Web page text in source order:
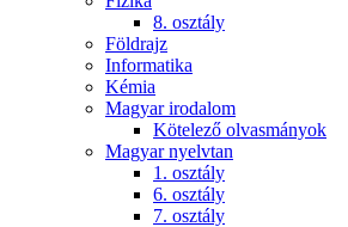
8. osztály
Földrajz
Informatika
Kémia
Magyar irodalom
Kötelező olvasmányok
Magyar nyelvtan
1. osztály
6. osztály
7. osztály